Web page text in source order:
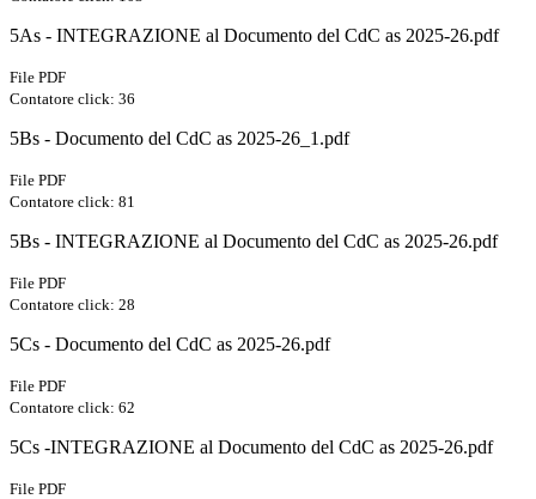
5As - INTEGRAZIONE al Documento del CdC as 2025-26.pdf
File PDF
Contatore click: 36
5Bs - Documento del CdC as 2025-26_1.pdf
File PDF
Contatore click: 81
5Bs - INTEGRAZIONE al Documento del CdC as 2025-26.pdf
File PDF
Contatore click: 28
5Cs - Documento del CdC as 2025-26.pdf
File PDF
Contatore click: 62
5Cs -INTEGRAZIONE al Documento del CdC as 2025-26.pdf
File PDF